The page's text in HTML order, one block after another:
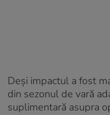
Deși impactul a fost
din sezonul de vară
suplimentară asupra